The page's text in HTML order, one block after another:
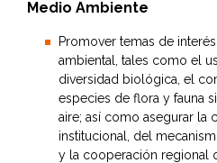
Medio Ambiente
Promover temas de
ambiental, tales como el
diversidad biológica, el
especies de flora y fauna
aire; así como asegurar la
institucional, del
y la cooperación regional